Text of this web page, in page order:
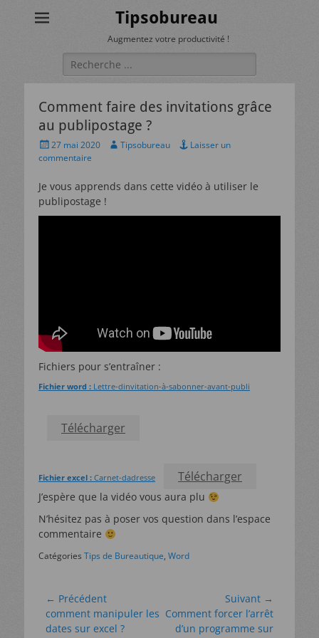
Tipsobureau
Augmentez votre productivité !
Rechercher :
Comment faire des invitations grâce
au publipostage ?
Posted
on
27 mai 2020 Author
Tipsobureau
Laisser un
commentaire
Je vous apprends dans cette vidéo à utiliser le
publipostage !
Fichiers pour s’entraîner :
Fichier word : Lettre-dinvitation-à-sabonner-avant-publi
Télécharger
Fichier excel : Carnet-dadresse Télécharger
J’espère que la vidéo vous aura plu
N’hésitez pas à poser vos question dans l’espace
commentaire
Catégories Tips de Bureautique, Word
Navigation
de
← Précédent
Article
précédent :
comment manipuler les
dates sur excel ?
Suivant →
Article
suivant :
Comment forcer l’arrêt
d’un programme sur